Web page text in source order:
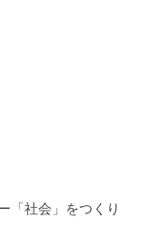
「社会」をつくり